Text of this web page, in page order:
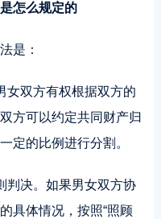
怎么规定的
是：
女双方有权根据双方的
方可以约定共同财产归
定的比例进行分割。
判决。如果男女双方协
具体情况，按照“照顾